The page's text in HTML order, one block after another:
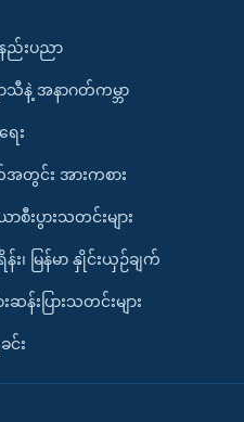
ည်းပညာ
သီနဲ့ အနာဂတ်ကမ္ဘာ
ေး
တွင်း အားကစား
းပွားသတင်းများ
၊ မြန်မာ နှိုင်းယှဉ်ချက်
းဆန်းပြားသတင်းများ
င်း